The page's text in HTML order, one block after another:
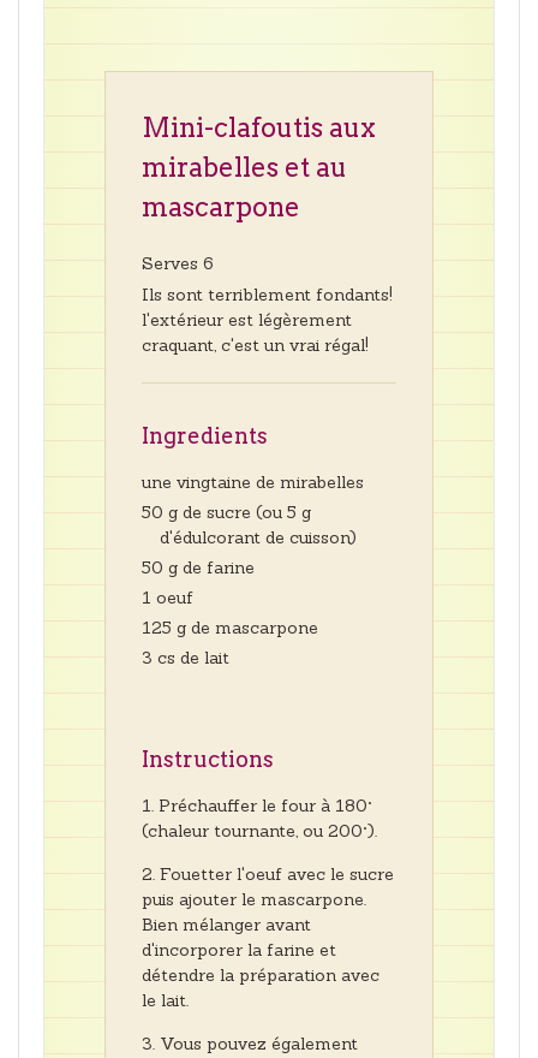
Mini-clafoutis aux
mirabelles et au
mascarpone
Serves 6
Ils sont terriblement fondants!
l'extérieur est légèrement
craquant, c'est un vrai régal!
Ingredients
une vingtaine de mirabelles
50 g de sucre (ou 5 g
d'édulcorant de cuisson)
50 g de farine
1 oeuf
125 g de mascarpone
3 cs de lait
Instructions
Préchauffer le four à 180°
(chaleur tournante, ou 200°).
Fouetter l'oeuf avec le sucre
puis ajouter le mascarpone.
Bien mélanger avant
d'incorporer la farine et
détendre la préparation avec
le lait.
Vous pouvez également